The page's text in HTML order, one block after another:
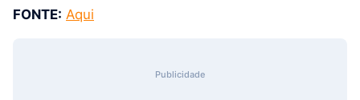
FONTE: Aqui
Publicidade